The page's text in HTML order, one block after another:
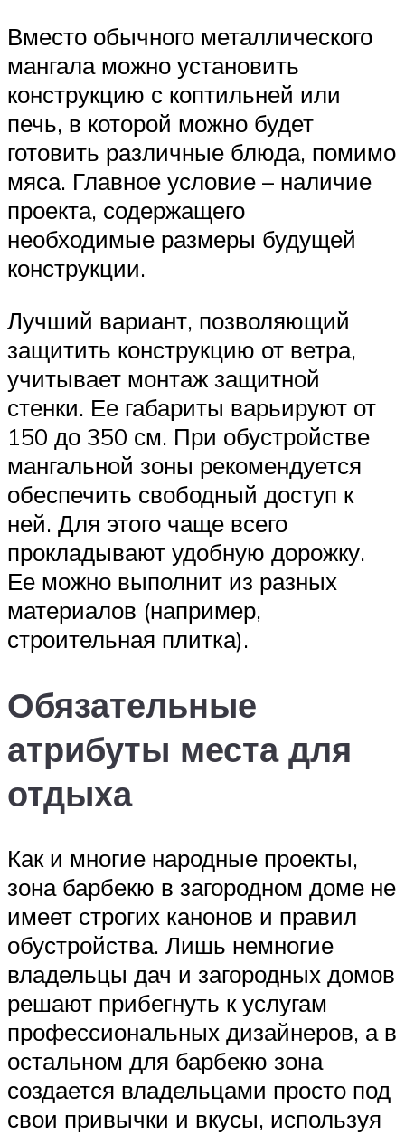
Вместо обычного металлического
мангала можно установить
конструкцию с коптильней или
печь, в которой можно будет
готовить различные блюда, помимо
мяса. Главное условие – наличие
проекта, содержащего
необходимые размеры будущей
конструкции.
Лучший вариант, позволяющий
защитить конструкцию от ветра,
учитывает монтаж защитной
стенки. Ее габариты варьируют от
150 до 350 см. При обустройстве
мангальной зоны рекомендуется
обеспечить свободный доступ к
ней. Для этого чаще всего
прокладывают удобную дорожку.
Ее можно выполнит из разных
материалов (например,
строительная плитка).
Обязательные
атрибуты места для
отдыха
Как и многие народные проекты,
зона барбекю в загородном доме не
имеет строгих канонов и правил
обустройства. Лишь немногие
владельцы дач и загородных домов
решают прибегнуть к услугам
профессиональных дизайнеров, а в
остальном для барбекю зона
создается владельцами просто под
свои привычки и вкусы, используя